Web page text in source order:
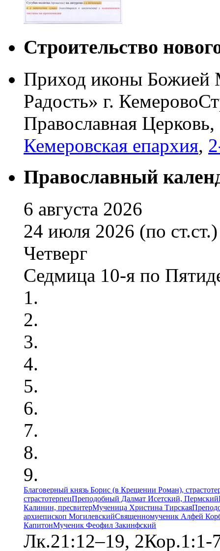
Строительство
Приход иконы Божией
Радость» г. Кемерово
Православная
Кемеровская епархия,
Православный
6 августа 2026
24 июля 2026 (по ст.ст.)
Четверг
Седмица 10-я по
Благоверный князь Борис (в Крещении Роман),
страстотерпецПреподобный Далмат Исетский, Пермский
Калинин, пресвитерМученица Христина Тирская
архиепископ МогилевскийСвященномученик Алфей
КапитонМученик Феофил Закинфский
Лк.21:12–19,